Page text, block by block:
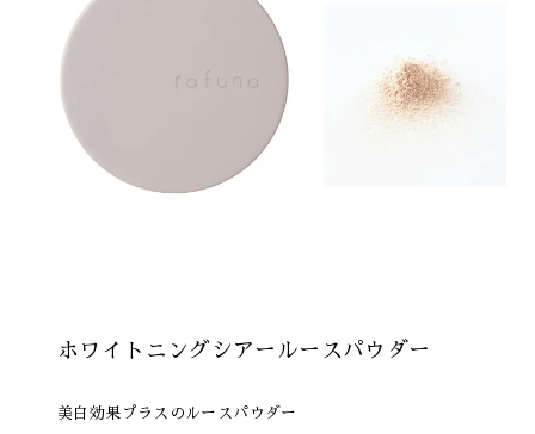
ホワイトニングシアールースパウダー
美白効果プラスのルースパウダー